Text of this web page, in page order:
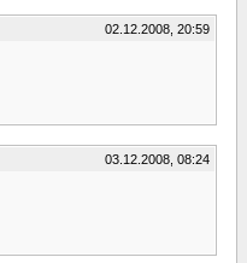
02.12.2008, 20:59
03.12.2008, 08:24